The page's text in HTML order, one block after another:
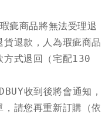
疵商品將無法受理退
退款，人為瑕疵商品
方式退回（宅配130
收到後將會通知，
請您再重新訂購（依